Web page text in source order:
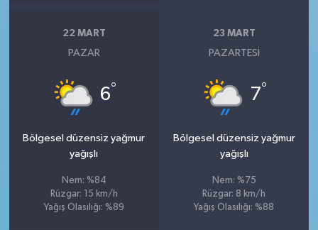
22 MART
PAZAR
6°
Bölgesel düzensiz yağmur
yağışlı
Nem: %84
Rüzgar: 15 km/h
Yağış Olasılığı: %89
23 MART
PAZARTESI
7°
Bölgesel düzensiz yağmur
yağışlı
Nem: %75
Rüzgar: 8 km/h
Yağış Olasılığı: %88